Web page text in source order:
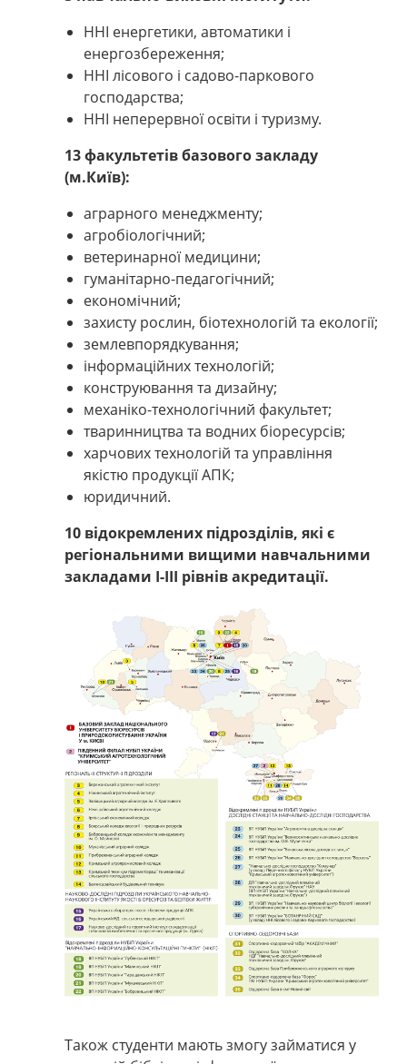
ННІ енергетики, автоматики і
енергозбереження;
ННІ лісового і садово-паркового
господарства;
ННІ неперервної освіти і туризму.
13 факультетів базового закладу
(м.Київ):
аграрного менеджменту;
агробіологічний;
ветеринарної медицини;
гуманітарно-педагогічний;
економічний;
захисту рослин, біотехнологій та екології;
землевпорядкування;
інформаційних технологій;
конструювання та дизайну;
механіко-технологічний факультет;
тваринництва та водних біоресурсів;
харчових технологій та управління
якістю продукції АПК;
юридичний.
10 відокремлених підрозділів, які є
регіональними вищими навчальними
закладами І-ІІІ рівнів акредитації.
Також студенти мають змогу займатися у